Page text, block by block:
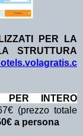
PER LA
STRUTTURA
PER INTERO
(prezzo totale
a persona